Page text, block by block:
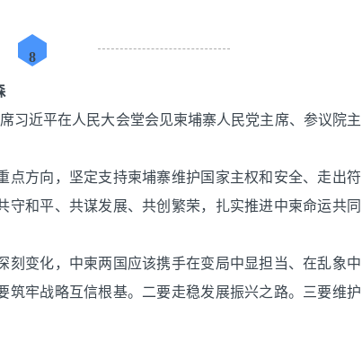
8
习近平在人民大会堂会见柬埔寨人民党主席、参议院主
点方向，坚定支持柬埔寨维护国家主权和安全、走出符
和平、共谋发展、共创繁荣，扎实推进中柬命运共同
刻变化，中柬两国应该携手在变局中显担当、在乱象中
筑牢战略互信根基。二要走稳发展振兴之路。三要维护